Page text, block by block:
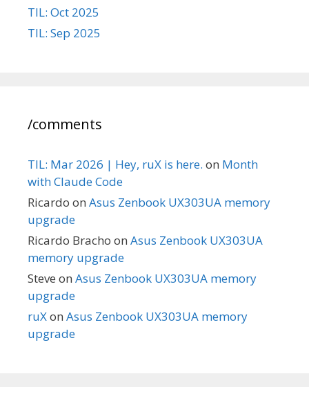
TIL: Oct 2025
TIL: Sep 2025
/comments
TIL: Mar 2026 | Hey, ruX is here. on Month
with Claude Code
Ricardo on Asus Zenbook UX303UA memory
upgrade
Ricardo Bracho on Asus Zenbook UX303UA
memory upgrade
Steve on Asus Zenbook UX303UA memory
upgrade
ruXon Asus Zenbook UX303UA memory
upgrade